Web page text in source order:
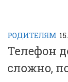
РОДИТЕЛЯМ
Телефон
сложно,